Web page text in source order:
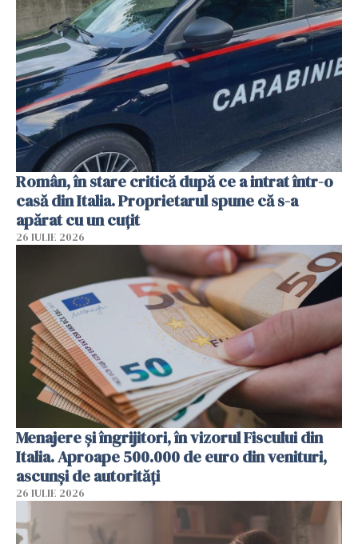
Român, în stare critică după ce a intrat într-o
casă din Italia. Proprietarul spune că s-a
apărat cu un cuțit
26 IULIE 2026
Menajere și îngrijitori, în vizorul Fiscului din
Italia. Aproape 500.000 de euro din venituri,
ascunși de autorități
26 IULIE 2026